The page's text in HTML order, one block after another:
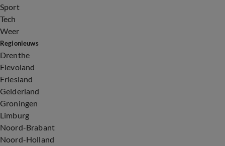
Sport
Tech
Weer
Regionieuws
Drenthe
Flevoland
Friesland
Gelderland
Groningen
Limburg
Noord-Brabant
Noord-Holland